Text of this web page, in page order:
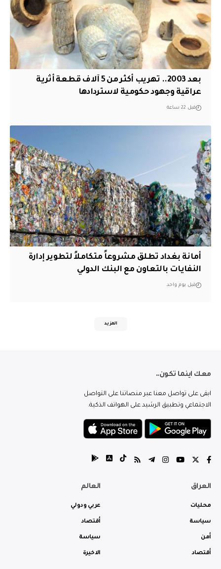
بعد 2003.. تهريب أكثر من 5 آلاف قطعة أثرية
عراقية وجهود حكومية لاستردادها
قبل 22 ساعة
أمانة بغداد تطلق مشروعاً متكاملاً لتطوير إدارة
النفايات بالتعاون مع البنك الدولي
قبل يوم واحد
المزيد
معك اينما تكون..
ابقى على تواصل معنا عبر منصاتنا على التواصل
الاجتماعي وتطبيق الرشيد على الهواتف الذكية.
العراق
محليات
سياسة
أمن
أقتصاد
العالم
عربي ودولي
أقتصاد
سياسة
الاخيرة